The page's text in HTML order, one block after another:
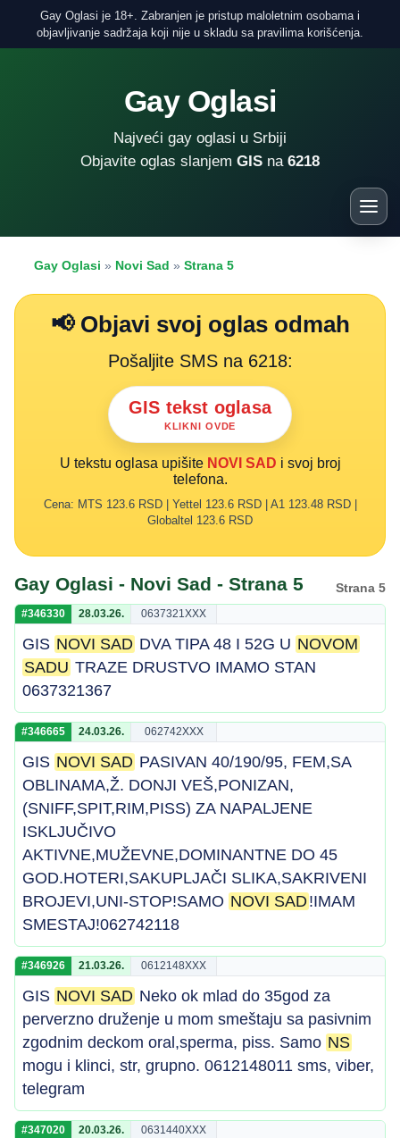
Gay Oglasi je 18+. Zabranjen je pristup maloletnim osobama i
objavljivanje sadržaja koji nije u skladu sa pravilima korišćenja.
Gay Oglasi
Najveći gay oglasi u Srbiji
Objavite oglas slanjem GIS na 6218
Gay Oglasi » Novi Sad » Strana 5
📢 Objavi svoj oglas odmah
Pošaljite SMS na 6218:
GIS tekst oglasa
KLIKNI OVDE
U tekstu oglasa upišite NOVI SAD i svoj broj
telefona.
Cena: MTS 123.6 RSD | Yettel 123.6 RSD | A1 123.48 RSD |
Globaltel 123.6 RSD
Gay Oglasi - Novi Sad - Strana 5 Strana 5
#346330 28.03.26. 0637321XXX
GIS NOVI SAD DVA TIPA 48 I 52G U NOVOM
SADU TRAZE DRUSTVO IMAMO STAN
0637321367
#346665 24.03.26. 062742XXX
GIS NOVI SAD PASIVAN 40/190/95, FEM,SA
OBLINAMA,Ž. DONJI VEŠ,PONIZAN,
(SNIFF,SPIT,RIM,PISS) ZA NAPALJENE
ISKLJUČIVO
AKTIVNE,MUŽEVNE,DOMINANTNE DO 45
GOD.HOTERI,SAKUPLJAČI SLIKA,SAKRIVENI
BROJEVI,UNI-STOP!SAMO NOVI SAD!IMAM
SMESTAJ!062742118
#346926 21.03.26. 0612148XXX
GIS NOVI SAD Neko ok mlad do 35god za
perverzno druženje u mom smeštaju sa pasivnim
zgodnim deckom oral,sperma, piss. Samo NS
mogu i klinci, str, grupno. 0612148011 sms, viber,
telegram
#347020 20.03.26. 0631440XXX